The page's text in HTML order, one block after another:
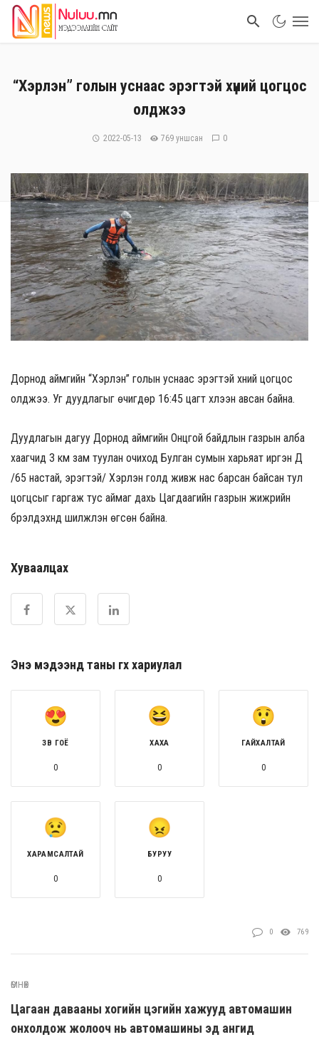
“Хэрлэн” голын уснаас эрэгтэй хүний цогцос
олджээ
2022-05-13 769 уншсан 0
Дорнод аймгийн “Хэрлэн” голын уснаас эрэгтэй хүний цогцос
олджээ. Уг дуудлагыг өчигдөр 16:45 цагт хүлээн авсан байна.
Дуудлагын дагуу Дорнод аймгийн Онцгой байдлын газрын алба
хаагчид 3 км зам туулан очиход Булган сумын харьяат иргэн Д
/65 настай, эрэгтэй/ Хэрлэн голд живж нас барсан байсан тул
цогцсыг гаргаж тус аймаг дахь Цагдаагийн газрын жижүүрийн
бүрэлдэхүүнд шилжүүлэн өгсөн байна.
Хуваалцах
Энэ мэдээнд таны өгөх хариулал
ЗӨВ ГОЁ
0
ХАХА
0
ГАЙХАЛТАЙ
0
ХАРАМСАЛТАЙ
0
БУРУУ
0
0 769
ӨМНӨХ
Цагаан давааны хогийн цэгийн хажууд автомашин
онхолдож жолооч нь автомашины эд ангид